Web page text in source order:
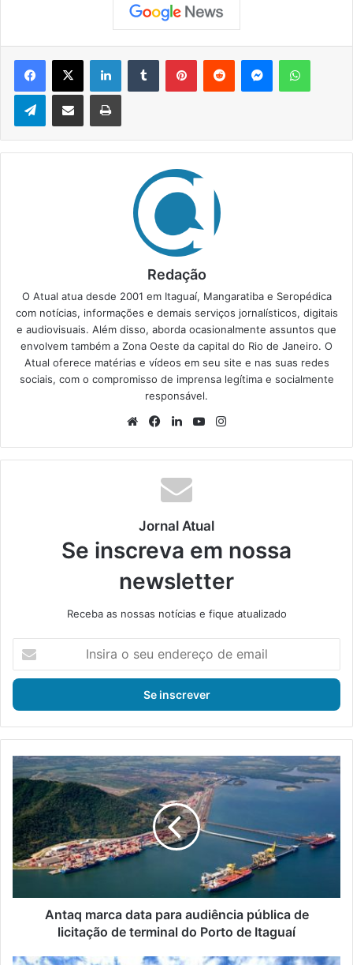
Telegram
Redação
O Atual atua desde 2001 em Itaguaí, Mangaratiba e Seropédica
com notícias, informações e demais serviços jornalísticos, digitais
e audiovisuais. Além disso, aborda ocasionalmente assuntos que
envolvem também a Zona Oeste da capital do Rio de Janeiro. O
Atual oferece matérias e vídeos em seu site e nas suas redes
sociais, com o compromisso de imprensa legítima e socialmente
responsável.
We
te
Fa
bo
ok
Lin
din
Yo
ub
ra
Jornal Atual
Se inscreva em nossa
newsletter
Receba as nossas notícias e fique atualizado
s
r
a
s
e
u
e
n
d
e
e
e
A
n
t
a
q
m
a
c
Antaq marca data para audiência pública de
licitação de terminal do Porto de Itaguaí